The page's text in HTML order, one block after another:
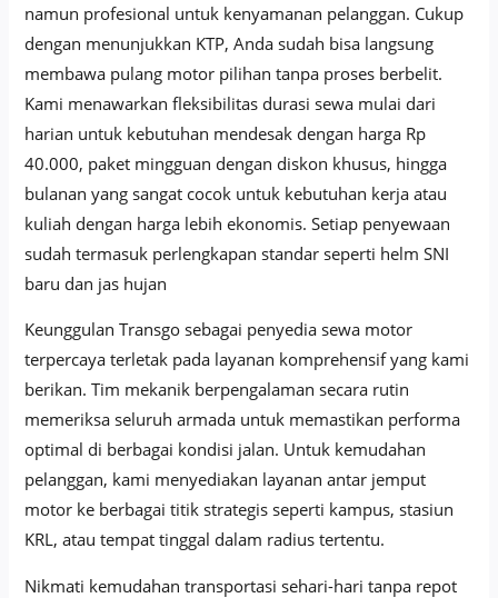
namun profesional untuk kenyamanan pelanggan. Cukup
dengan menunjukkan KTP, Anda sudah bisa langsung
membawa pulang motor pilihan tanpa proses berbelit.
Kami menawarkan fleksibilitas durasi sewa mulai dari
harian untuk kebutuhan mendesak dengan harga Rp
40.000, paket mingguan dengan diskon khusus, hingga
bulanan yang sangat cocok untuk kebutuhan kerja atau
kuliah dengan harga lebih ekonomis. Setiap penyewaan
sudah termasuk perlengkapan standar seperti helm SNI
baru dan jas hujan
Keunggulan Transgo sebagai penyedia sewa motor
terpercaya terletak pada layanan komprehensif yang kami
berikan. Tim mekanik berpengalaman secara rutin
memeriksa seluruh armada untuk memastikan performa
optimal di berbagai kondisi jalan. Untuk kemudahan
pelanggan, kami menyediakan layanan antar jemput
motor ke berbagai titik strategis seperti kampus, stasiun
KRL, atau tempat tinggal dalam radius tertentu.
Nikmati kemudahan transportasi sehari-hari tanpa repot